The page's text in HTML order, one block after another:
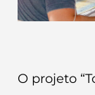
O projeto